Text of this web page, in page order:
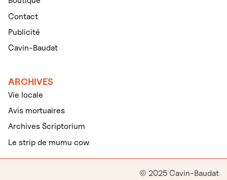
Contact
Publicité
Cavin-Baudat
ARCHIVES
Vie locale
Avis mortuaires
Archives Scriptorium
Le strip de mumu cow
© 2025 Cavin-Baudat